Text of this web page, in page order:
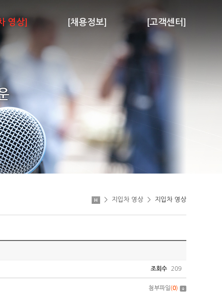
영상] [채용정보] [고객센터]
> 지입차 영상 > 지입차 영상
조회수 209
첨부파일(0)